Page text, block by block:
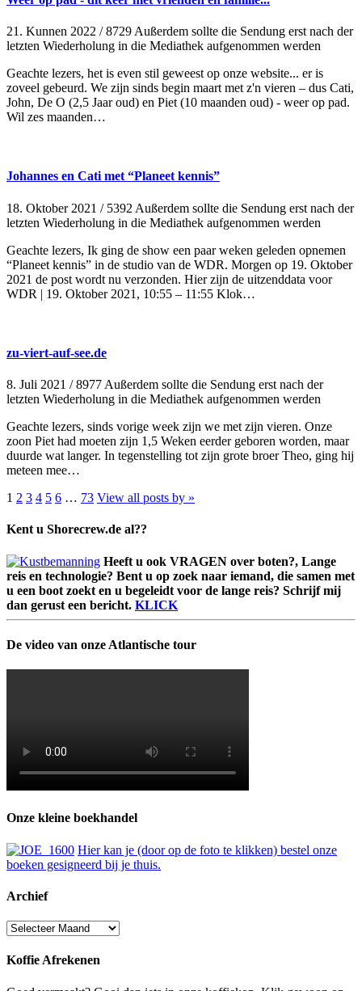
21. Kunnen 2022 /8729 Außerdem sollte die Sendung erst nach der
letzten Wiederholung in die Mediathek aufgenommen werden
Geachte lezers, het is even stil geweest op onze website... er is
zoveel gebeurd. We zijn sinds begin maart met z'n vieren – dus Cati,
John, De O (2,5 Jaar oud) en Piet (10 maanden oud) - weer op pad.
Wil zes maanden…
Johannes en Cati met “Planeet kennis”
18. Oktober 2021 /5392 Außerdem sollte die Sendung erst nach der
letzten Wiederholung in die Mediathek aufgenommen werden
Geachte lezers, Ik ging de show een paar weken geleden opnemen
“Planeet kennis” in de studio van de WDR. Morgen op 19. Oktober
2021 de post wordt nu verzonden. Hier zijn de uitzenddata voor
WDR | 19. Oktober 2021, 10:55 – 11:55 Klok…
zu-viert-auf-see.de
8. Juli 2021 /8977 Außerdem sollte die Sendung erst nach der
letzten Wiederholung in die Mediathek aufgenommen werden
Geachte lezers, sinds vorige week zijn we met zijn vieren. Onze
zoon Piet had moeten zijn 1,5 Weken eerder geboren worden, maar
duurde wat langer. In tegenstelling tot zijn grote broer Theo, ging hij
meteen mee…
1 2 3 4 5 6 … 73 View all posts by »
Kent u Shorecrew.de al??
Heeft u ook VRAGEN over boten?, Lange
reis en technologie? Bent u op zoek naar iemand, die samen met
u een boot zoekt en u begeleidt voor de lange reis? Schrijf mij
dan gerust een bericht. KLICK
De video van onze Atlantische tour
Onze kleine boekhandel
Hier kan je (door op de foto te klikken) bestel onze
boeken gesigneerd bij je thuis.
Archief
Archief
Koffie Afrekenen